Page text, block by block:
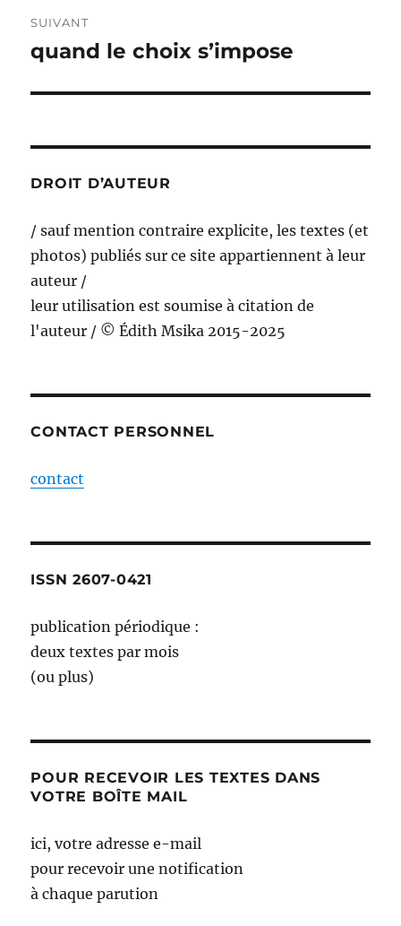
SUIVANT
Publication
quand le choix s’impose
DROIT D’AUTEUR
/ sauf mention contraire explicite, les textes (et
photos) publiés sur ce site appartiennent à leur
auteur /
leur utilisation est soumise à citation de
l'auteur / © Édith Msika 2015-2025
CONTACT PERSONNEL
contact
ISSN 2607-0421
publication périodique :
deux textes par mois
(ou plus)
POUR RECEVOIR LES TEXTES DANS
VOTRE BOÎTE MAIL
ici, votre adresse e-mail
pour recevoir une notification
à chaque parution